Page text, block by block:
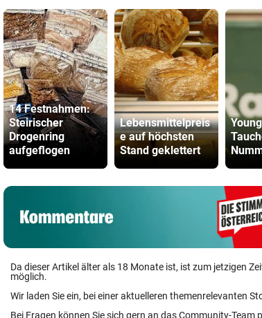
14 Festnahmen:
Steirischer
Drogenring
aufgeflogen
Lebensmittelpreis
e auf höchsten
Stand geklettert
Da dieser Artikel älter als 18 Monate ist, ist zum jetzigen
möglich.
Wir laden Sie ein, bei einer aktuelleren themenrelevanten
Bei Fragen können Sie sich gern an das Community-Team